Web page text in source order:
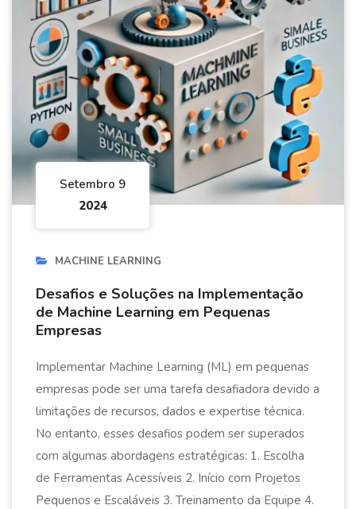
Setembro 9
2024
MACHINE LEARNING
Desafios e Soluções na Implementação
de Machine Learning em Pequenas
Empresas
Implementar Machine Learning (ML) em pequenas
empresas pode ser uma tarefa desafiadora devido a
limitações de recursos, dados e expertise técnica.
No entanto, esses desafios podem ser superados
com algumas abordagens estratégicas: 1. Escolha
de Ferramentas Acessíveis 2. Início com Projetos
Pequenos e Escaláveis 3. Treinamento da Equipe 4.